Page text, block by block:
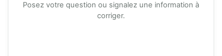
Posez votre question ou signalez une information à
corriger.